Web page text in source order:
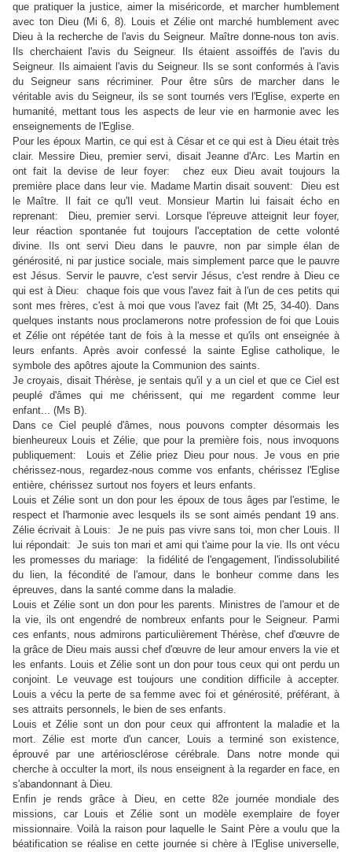
que pratiquer la justice, aimer la miséricorde, et marcher humblement
avec ton Dieu (Mi 6, 8). Louis et Zélie ont marché humblement avec
Dieu à la recherche de l'avis du Seigneur. Maître donne-nous ton avis.
Ils cherchaient l'avis du Seigneur. Ils étaient assoiffés de l'avis du
Seigneur. Ils aimaient l'avis du Seigneur. Ils se sont conformés à l'avis
du Seigneur sans récriminer. Pour être sûrs de marcher dans le
véritable avis du Seigneur, ils se sont tournés vers l'Eglise, experte en
humanité, mettant tous les aspects de leur vie en harmonie avec les
enseignements de l'Eglise.
Pour les époux Martin, ce qui est à César et ce qui est à Dieu était très
clair. Messire Dieu, premier servi, disait Jeanne d'Arc. Les Martin en
ont fait la devise de leur foyer: chez eux Dieu avait toujours la
première place dans leur vie. Madame Martin disait souvent: Dieu est
le Maître. Il fait ce qu'Il veut. Monsieur Martin lui faisait écho en
reprenant: Dieu, premier servi. Lorsque l'épreuve atteignit leur foyer,
leur réaction spontanée fut toujours l'acceptation de cette volonté
divine. Ils ont servi Dieu dans le pauvre, non par simple élan de
générosité, ni par justice sociale, mais simplement parce que le pauvre
est Jésus. Servir le pauvre, c'est servir Jésus, c'est rendre à Dieu ce
qui est à Dieu: chaque fois que vous l'avez fait à l'un de ces petits qui
sont mes frères, c'est à moi que vous l'avez fait (Mt 25, 34-40). Dans
quelques instants nous proclamerons notre profession de foi que Louis
et Zélie ont répétée tant de fois à la messe et qu'ils ont enseignée à
leurs enfants. Après avoir confessé la sainte Eglise catholique, le
symbole des apôtres ajoute la Communion des saints.
Je croyais, disait Thérèse, je sentais qu'il y a un ciel et que ce Ciel est
peuplé d'âmes qui me chérissent, qui me regardent comme leur
enfant... (Ms B).
Dans ce Ciel peuplé d'âmes, nous pouvons compter désormais les
bienheureux Louis et Zélie, que pour la première fois, nous invoquons
publiquement: Louis et Zélie priez Dieu pour nous. Je vous en prie
chérissez-nous, regardez-nous comme vos enfants, chérissez l'Eglise
entière, chérissez surtout nos foyers et leurs enfants.
Louis et Zélie sont un don pour les époux de tous âges par l'estime, le
respect et l'harmonie avec lesquels ils se sont aimés pendant 19 ans.
Zélie écrivait à Louis: Je ne puis pas vivre sans toi, mon cher Louis. Il
lui répondait: Je suis ton mari et ami qui t'aime pour la vie. Ils ont vécu
les promesses du mariage: la fidélité de l'engagement, l'indissolubilité
du lien, la fécondité de l'amour, dans le bonheur comme dans les
épreuves, dans la santé comme dans la maladie.
Louis et Zélie sont un don pour les parents. Ministres de l'amour et de
la vie, ils ont engendré de nombreux enfants pour le Seigneur. Parmi
ces enfants, nous admirons particulièrement Thérèse, chef d'œuvre de
la grâce de Dieu mais aussi chef d'œuvre de leur amour envers la vie et
les enfants. Louis et Zélie sont un don pour tous ceux qui ont perdu un
conjoint. Le veuvage est toujours une condition difficile à accepter.
Louis a vécu la perte de sa femme avec foi et générosité, préférant, à
ses attraits personnels, le bien de ses enfants.
Louis et Zélie sont un don pour ceux qui affrontent la maladie et la
mort. Zélie est morte d'un cancer, Louis a terminé son existence,
éprouvé par une artériosclérose cérébrale. Dans notre monde qui
cherche à occulter la mort, ils nous enseignent à la regarder en face, en
s'abandonnant à Dieu.
Enfin je rends grâce à Dieu, en cette 82e journée mondiale des
missions, car Louis et Zélie sont un modèle exemplaire de foyer
missionnaire. Voilà la raison pour laquelle le Saint Père a voulu que la
béatification se réalise en cette journée si chère à l'Eglise universelle,